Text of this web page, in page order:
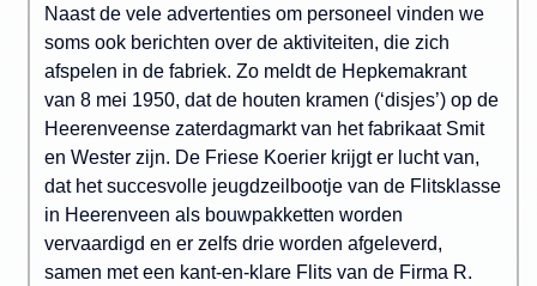
Naast de vele advertenties om personeel vinden we
soms ook berichten over de aktiviteiten, die zich
afspelen in de fabriek. Zo meldt de Hepkemakrant
van 8 mei 1950, dat de houten kramen (‘disjes’) op de
Heerenveense zaterdagmarkt van het fabrikaat Smit
en Wester zijn. De Friese Koerier krijgt er lucht van,
dat het succesvolle jeugdzeilbootje van de Flitsklasse
in Heerenveen als bouwpakketten worden
vervaardigd en er zelfs drie worden afgeleverd,
samen met een kant-en-klare Flits van de Firma R.